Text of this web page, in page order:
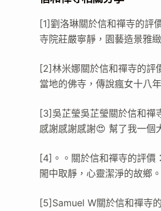
[1]劉洛琳關於信和禪寺的評
寺院莊嚴寧靜，園藝造景雅
[2]林米娜關於信和禪寺的評
當地的佛寺，傳說瘋女十八
[3]吳芷瑩吳芷瑩關於信和禪
感謝感謝感謝😍 幫了我一
[4]。。關於信和禪寺的評價：
閙中取靜，心靈潔淨的故鄉。
[5]Samuel W關於信和禪寺的